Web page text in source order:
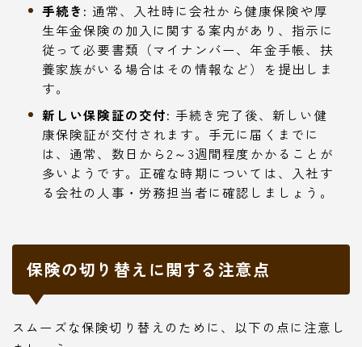
手続き: 通常、入社時に会社から健康保険や厚
生年金保険の加入に関する案内があり、指示に
従って必要書類（マイナンバー、年金手帳、扶
養家族がいる場合はその情報など）を提出しま
す。
新しい保険証の交付: 手続き完了後、新しい健
康保険証が交付されます。手元に届くまでに
は、通常、数日から2～3週間程度かかることが
多いようです。正確な時期については、入社す
る会社の人事・労務担当者に確認しましょう。
保険の切り替えに関する注意点
スムーズな保険切り替えのために、以下の点に注意し